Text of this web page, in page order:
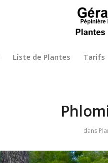
Liste de Plantes Tarifs
dans